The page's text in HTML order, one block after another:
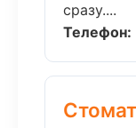
сразу....
Телефон: